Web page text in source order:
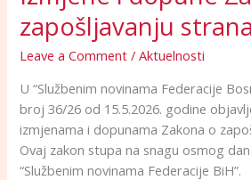
zapošljavanju
Leave a Comment /Aktuelnosti
U “Službenim novinama Federacije
broj 36/26 od 15.5.2026. godine
izmjenama i dopunama Zakona o
Ovaj zakon stupa na snagu osmog
“Službenim novinama Federacije BiH”.